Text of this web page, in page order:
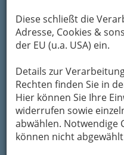
Diese schließt die
Adresse, Cookies &
der EU (u.a. USA) ein.
Details zur
Rechten finden Sie in
Hier können Sie Ihre
widerrufen sowie
abwählen. Notwendige
können nicht
Könnte das Logo der